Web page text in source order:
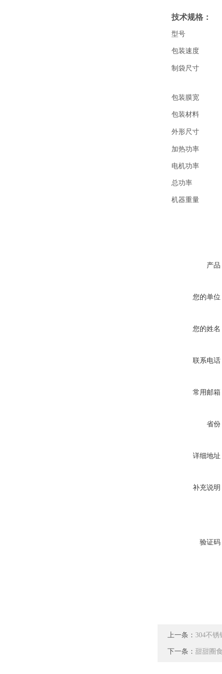
技术规格：
型号
包装速度
制袋尺寸
包装膜宽
包装材料
外形尺寸
加热功率
电机功率
总功率
机器重量
产品
您的单位
您的姓名
联系电话
常用邮箱
省份
详细地址
补充说明
验证码
上一条： 304不
下一条： 甜甜圈